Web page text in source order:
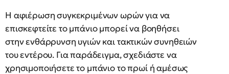
Η αφιέρωση συγκεκριμένων ωρών για να
επισκεφτείτε το μπάνιο μπορεί να βοηθήσει
στην ενθάρρυνση υγιών και τακτικών συνηθειών
του εντέρου. Για παράδειγμα, σχεδιάστε να
χρησιμοποιήσετε το μπάνιο το πρωί ή αμέσως